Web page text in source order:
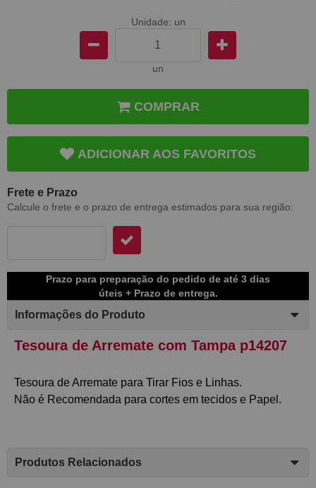
Unidade: un
un
COMPRAR
ADICIONAR AOS FAVORITOS
Frete e Prazo
Calcule o frete e o prazo de entrega estimados para sua região:
Prazo para preparação do pedido de até 3 dias
úteis + Prazo de entrega.
Informações do Produto
Tesoura de Arremate com Tampa p14207
Tesoura de Arremate para Tirar Fios e Linhas.
Não é Recomendada para cortes em tecidos e Papel.
Produtos Relacionados